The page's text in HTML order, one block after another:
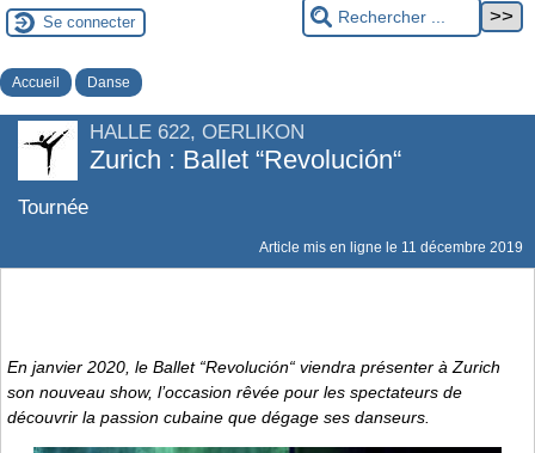
Se connecter
Accueil Danse
HALLE 622, OERLIKON
Zurich : Ballet “Revolución“
Tournée
Article mis en ligne le 11 décembre 2019
En janvier 2020, le Ballet “Revolución“ viendra présenter à Zurich
son nouveau show, l’occasion rêvée pour les spectateurs de
découvrir la passion cubaine que dégage ses danseurs.